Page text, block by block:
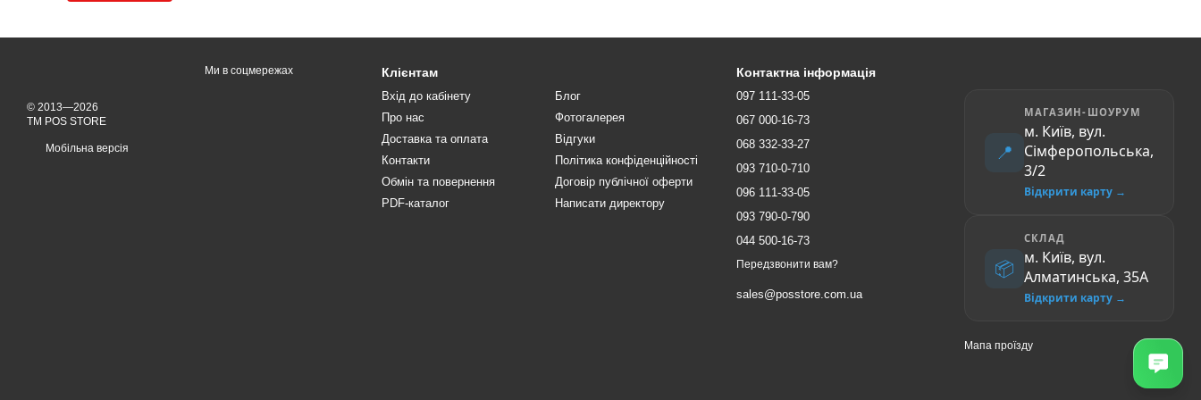
© 2013—2026
TM POS STORE
Мобільна версія
Ми в соцмережах Клієнтам
Вхід до кабінету
Про нас
Доставка та оплата
Контакти
Обмін та повернення
PDF-каталог
Блог
Фотогалерея
Відгуки
Політика конфіденційності
Договір публічної оферти
Написати директору
Контактна інформація
097 111-33-05
067 000-16-73
068 332-33-27
093 710-0-710
096 111-33-05
093 790-0-790
044 500-16-73
Передзвонити вам?
sales@posstore.com.ua
📍
МАГАЗИН-ШОУРУМ
м. Київ, вул.
Сімферопольська,
3/2
Відкрити карту →
📦
СКЛАД
м. Київ, вул.
Алматинська, 35A
Відкрити карту →
Мапа проїзду